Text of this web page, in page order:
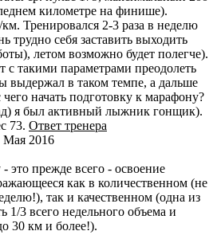
километре на финише).
Тренировался 2-3 раза в неделю
трудно себя заставить выходить
летом возможно будет полегче).
с такими параметрами преодолеть
выдержал в таком темпе, а дальше
начать подготовку к марафону?
я был активный лыжник гонщик).
73. Ответ тренера
Мая 2016
это прежде всего - освоение
как в количественном (не
так и качественном (одна из
1/3 всего недельного объема и
30 км и более!).